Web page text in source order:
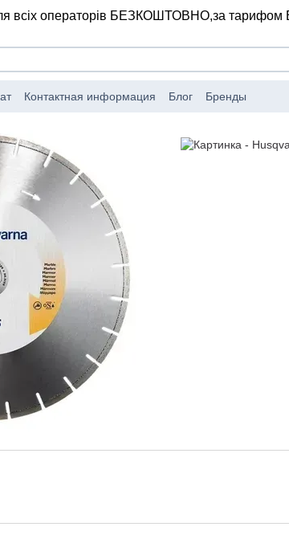
всіх операторів БЕЗКОШТОВНО,за тарифом
Контактная информация Блог Бренды